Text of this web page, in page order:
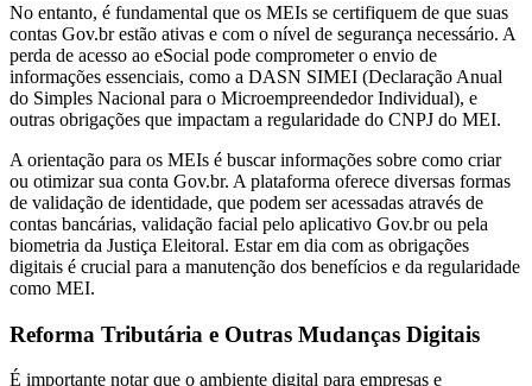
No entanto, é fundamental que os MEIs se certifiquem de que suas
contas Gov.br estão ativas e com o nível de segurança necessário. A
perda de acesso ao eSocial pode comprometer o envio de
informações essenciais, como a DASN SIMEI (Declaração Anual
do Simples Nacional para o Microempreendedor Individual), e
outras obrigações que impactam a regularidade do CNPJ do MEI.
A orientação para os MEIs é buscar informações sobre como criar
ou otimizar sua conta Gov.br. A plataforma oferece diversas formas
de validação de identidade, que podem ser acessadas através de
contas bancárias, validação facial pelo aplicativo Gov.br ou pela
biometria da Justiça Eleitoral. Estar em dia com as obrigações
digitais é crucial para a manutenção dos benefícios e da regularidade
como MEI.
Reforma Tributária e Outras Mudanças Digitais
É importante notar que o ambiente digital para empresas e